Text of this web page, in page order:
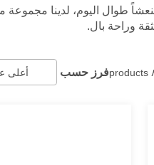
طوال اليوم، لدينا مجموعة
وراحة بال.
فرز حسب